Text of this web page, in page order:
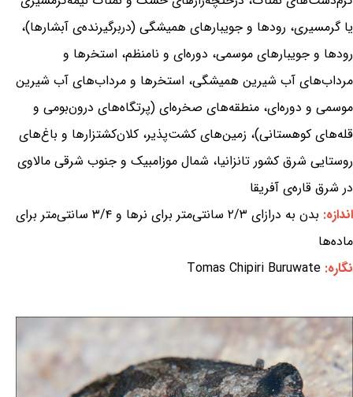
یا گرمسیری، رودها و جویبارهای همیشگی (دربرگیرنده‌ی آبشارها)،
رودها و جویبارهای موسمی، دوره‌ای و نامنظم، استخرها و
مرداب‌های آب شیرین همیشگی، استخرها و مرداب‌های آب شیرین
موسمی و دوره‌ای، منطقه‌های صخره‌ای (پرتگاه‌های درون‌بومی و
قله‌های کوهستانی)، زمین‌های کشت‌پذیر، کلان‌کشتزارها و باغ‌های
روستایی شرق کشور تانزانیا، شمال موزامبیک و جنوب شرقی مالاوی
در شرق قاره‌ی آفریقا
اندازه:
بدن به درازای ۲/۳ سانتی‌متر برای نرها و ۳/۴ سانتی‌متر برای
ماده‌ها
نگاره: Tomas Chipiri Buruwate